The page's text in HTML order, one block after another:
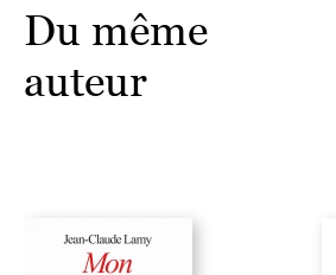
Du même
auteur